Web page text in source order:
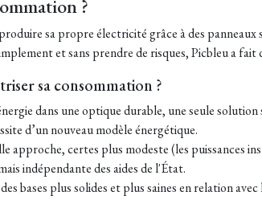
?
sa propre électricité grâce à des
et sans prendre de risques, Picbleu a
sa consommation ?
dans une optique durable, une seule
d’un nouveau modèle énergétique.
approche, certes plus modeste (les puissances
indépendante des aides de l'État.
bases plus solides et plus saines en relation